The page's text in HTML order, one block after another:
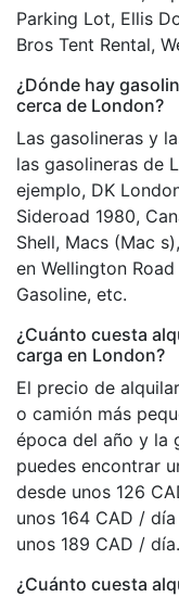
Parking Lot, Ellis
Bros Tent Rental,
¿Dónde hay
cerca de London?
Las gasolineras y
las gasolineras de
ejemplo, DK
Sideroad 1980,
Shell, Macs (Mac
en Wellington
Gasoline, etc.
¿Cuánto cuesta
carga en London?
El precio de
o camión más
época del año y la
puedes encontrar
desde unos 126
unos 164 CAD /
unos 189 CAD / día.
¿Cuánto cuesta